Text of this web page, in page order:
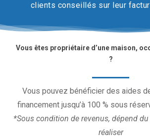
clients conseillés sur leur
Vous êtes propriétaire d’une maison,
?
Vous pouvez bénéficier des aides
financement jusqu’à 100 % sous
*Sous condition de revenus, dépend
réaliser